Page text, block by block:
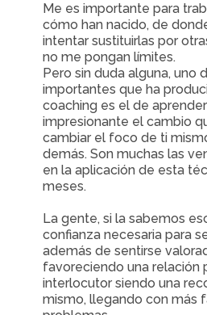
Me es importante para
cómo han nacido, de
intentar sustituirlas por
no me pongan límites.
Pero sin duda alguna, uno
importantes que ha
coaching es el de aprender
impresionante el cambio
cambiar el foco de ti
demás. Son muchas las
en la aplicación de esta
meses.
La gente, si la sabemos
confianza necesaria para
además de sentirse
favoreciendo una relación
interlocutor siendo una
mismo, llegando con más